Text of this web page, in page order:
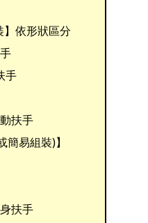
依形狀區分
手
扶手
易組裝)】
扶手